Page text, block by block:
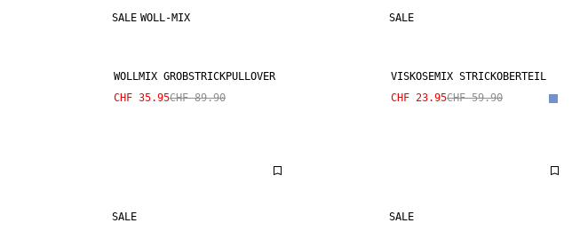
SALE WOLL-MIX
WOLLMIX GROBSTRICKPULLOVER
CHF 35.95CHF 89.90
SALE
VISKOSEMIX STRICKOBERTEIL
CHF 23.95CHF 59.90
SALE SALE